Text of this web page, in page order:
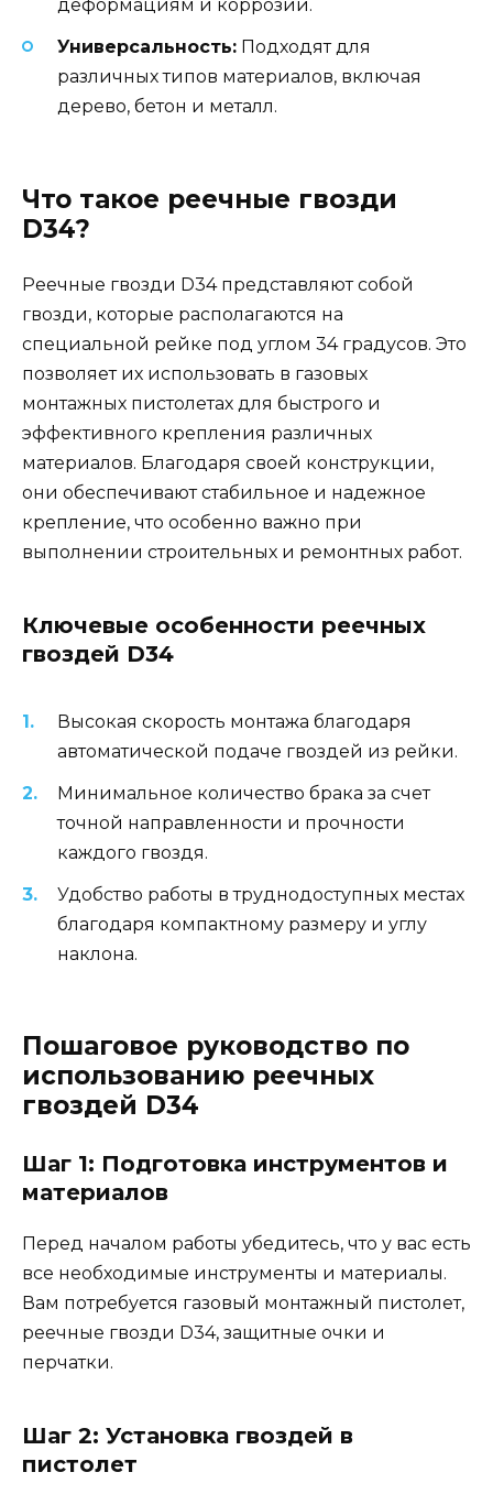
деформациям и коррозии.
Универсальность: Подходят для
различных типов материалов, включая
дерево, бетон и металл.
Что такое реечные гвозди
D34?
Реечные гвозди D34 представляют собой
гвозди, которые располагаются на
специальной рейке под углом 34 градусов. Это
позволяет их использовать в газовых
монтажных пистолетах для быстрого и
эффективного крепления различных
материалов. Благодаря своей конструкции,
они обеспечивают стабильное и надежное
крепление, что особенно важно при
выполнении строительных и ремонтных работ.
Ключевые особенности реечных
гвоздей D34
Высокая скорость монтажа благодаря
автоматической подаче гвоздей из рейки.
Минимальное количество брака за счет
точной направленности и прочности
каждого гвоздя.
Удобство работы в труднодоступных местах
благодаря компактному размеру и углу
наклона.
Пошаговое руководство по
использованию реечных
гвоздей D34
Шаг 1: Подготовка инструментов и
материалов
Перед началом работы убедитесь, что у вас есть
все необходимые инструменты и материалы.
Вам потребуется газовый монтажный пистолет,
реечные гвозди D34, защитные очки и
перчатки.
Шаг 2: Установка гвоздей в
пистолет